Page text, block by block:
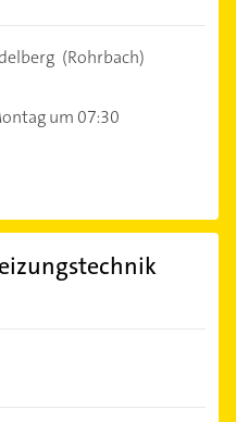
(Rohrbach)
um 07:30